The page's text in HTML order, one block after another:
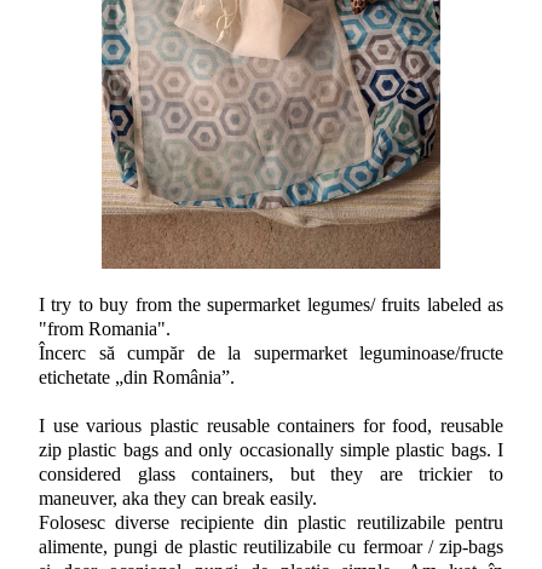
I try to buy from the supermarket legumes/ fruits labeled as
"from Romania".
Încerc să cumpăr de la supermarket leguminoase/fructe
etichetate „din România”.
I use various plastic reusable containers for food, reusable
zip plastic bags and only occasionally simple plastic bags. I
considered glass containers, but they are trickier to
maneuver, aka they can break easily.
Folosesc diverse recipiente din plastic reutilizabile pentru
alimente, pungi de plastic reutilizabile cu fermoar / zip-bags